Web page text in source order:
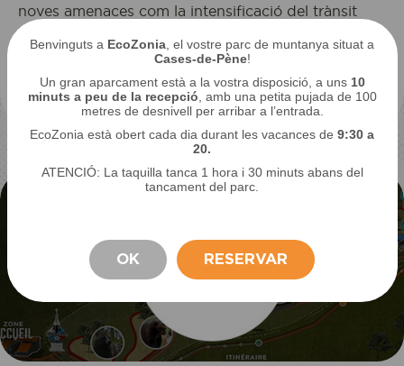
noves amenaces com la intensificació del trànsit
rodat. Les xifres es van reconstruint a poc a poc
malgrat tot, la seva presència va de la mà de les
ecosistemes.
ESTADA
Benvinguts a EcoZonia , el vostre parc de muntanya situat a
Cases-de-Pène!
Un gran aparcament està a la vostra disposició, a uns 10
minuts a peu de la recepció , amb una petita pujada de 100
metres de desnivell per arribar a l’entrada.
EcoZonia està obert cada dia durant les vacances de 9:30 a
20.
ATENCIÓ: La taquilla tanca 1 hora i 30 minuts abans del
tancament del parc.
OK RESERVAR